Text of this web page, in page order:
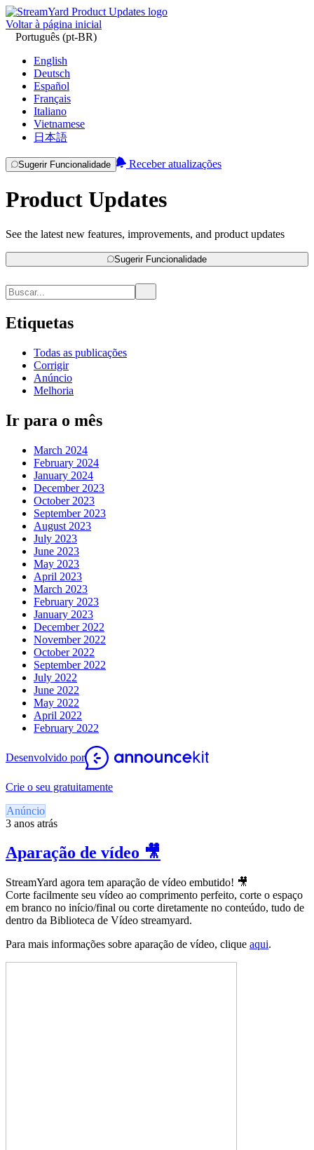
Voltar à página inicial
Português (pt-BR)
English
Deutsch
Español
Français
Italiano
Vietnamese
日本語
Sugerir Funcionalidade Receber atualizações
Product Updates
See the latest new features, improvements, and product updates
Sugerir Funcionalidade
Etiquetas
Todas as publicações
Corrigir
Anúncio
Melhoria
Ir para o mês
March 2024
February 2024
January 2024
December 2023
October 2023
September 2023
August 2023
July 2023
June 2023
May 2023
April 2023
March 2023
February 2023
January 2023
December 2022
November 2022
October 2022
September 2022
July 2022
June 2022
May 2022
April 2022
February 2022
Desenvolvido por
Crie o seu gratuitamente
Anúncio
3 anos atrás
Aparação de vídeo 🎥
StreamYard agora tem aparação de vídeo embutido! 🎥
Corte facilmente seu vídeo ao comprimento perfeito, corte o espaço
em branco no início/final ou corte diretamente no conteúdo, tudo de
dentro da Biblioteca de Vídeo streamyard.
Para mais informações sobre aparação de vídeo, clique aqui.